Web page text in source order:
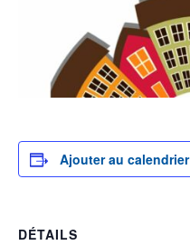
Ajouter au calendrier
DÉTAILS